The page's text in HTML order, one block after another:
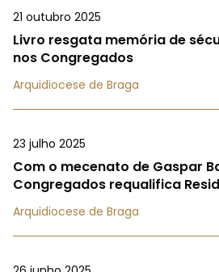
21 outubro 2025
Livro resgata memória de
nos Congregados
Arquidiocese de Braga
23 julho 2025
Com o mecenato de Gaspar
Congregados requalifica
Arquidiocese de Braga